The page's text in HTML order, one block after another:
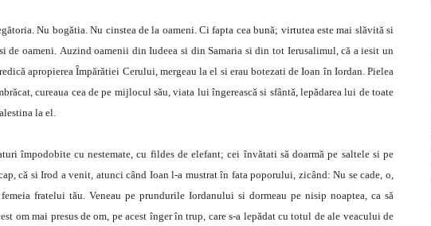
Nu bogătia. Nu cinstea de la oameni. Ci fapta cea bună; virtutea este mai slăvită si
de oameni. Auzind oamenii din Iudeea si din Samaria si din tot Ierusalimul, că a iesit un
apropierea Împărătiei Cerului, mergeau la el si erau botezati de Ioan în Iordan. Pielea
cureaua cea de pe mijlocul său, viata lui îngerească si sfântă, lepădarea lui de toate
la el.
împodobite cu nestemate, cu fildes de elefant; cei învătati să doarmă pe saltele si pe
că si Irod a venit, atunci când Ioan l-a mustrat în fata poporului, zicând: Nu se cade, o,
fratelui tău. Veneau pe prundurile Iordanului si dormeau pe nisip noaptea, ca să
om mai presus de om, pe acest înger în trup, care s-a lepădat cu totul de ale veacului de